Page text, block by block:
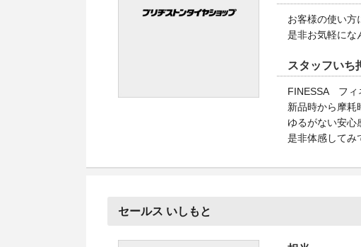
お客様の使い方
是非お気軽にな
スタッフいち
FINESSA フィ
新品時から摩耗
ゆるがない安心
是非体感してみ
セールス いしもと